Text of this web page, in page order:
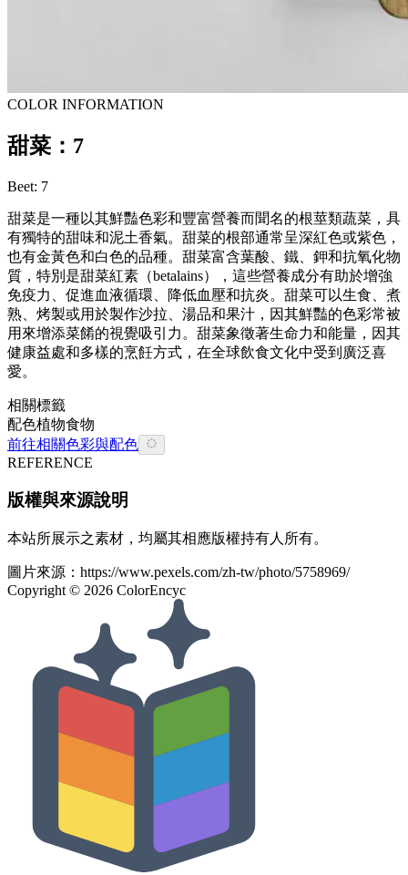
COLOR INFORMATION
甜菜：7
Beet: 7
甜菜是一種以其鮮豔色彩和豐富營養而聞名的根莖類蔬菜，具
有獨特的甜味和泥土香氣。甜菜的根部通常呈深紅色或紫色，
也有金黃色和白色的品種。甜菜富含葉酸、鐵、鉀和抗氧化物
質，特別是甜菜紅素（betalains），這些營養成分有助於增強
免疫力、促進血液循環、降低血壓和抗炎。甜菜可以生食、煮
熟、烤製或用於製作沙拉、湯品和果汁，因其鮮豔的色彩常被
用來增添菜餚的視覺吸引力。甜菜象徵著生命力和能量，因其
健康益處和多樣的烹飪方式，在全球飲食文化中受到廣泛喜
愛。
相關標籤
配色植物食物
前往相關色彩與配色
REFERENCE
版權與來源說明
本站所展示之素材，均屬其相應版權持有人所有。
圖片來源： https://www.pexels.com/zh-tw/photo/5758969/
Copyright © 2026 ColorEncyc